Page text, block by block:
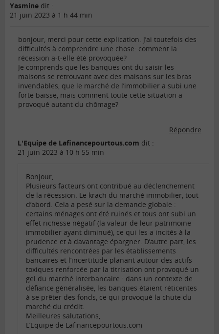
Yasmine dit :
21 juin 2023 à 1 h 44 min
bonjour, merci pour cette explication. J’ai toutefois des
difficultés à comprendre une chose: comment la
récession a-t-elle été provoquée?
Je comprends que les banques ont du saisir les
maisons se retrouvant avec des maisons sur les bras
invendables, que le marché de l’immobilier a subi une
forte baisse, mais comment toute cette situation a
provoqué autant du chômage?
Répondre
L'Equipe de Lafinancepourtous.com dit :
21 juin 2023 à 10 h 55 min
Bonjour,
Plusieurs facteurs ont contribué au déclenchement
de la récession. Le krach du marché immobilier, tout
d’abord. Cela a pesé sur la demande globale :
certains ménages ont été ruinés et tous ont subi un
effet richesse négatif (la valeur de leur patrimoine
immobilier ayant diminué), ce qui les a incités à la
prudence et à davantage épargner. D’autre part, les
difficultés rencontrées par les établissements
bancaires et l’incertitude planant autour des actifs
toxiques renforcée par la titrisation ont provoqué un
gel du marché interbancaire : dans un contexte de
défiance généralisée, les banques étaient réticentes
à se prêter des fonds, ce qui provoqué la chute du
marché du crédit.
Meilleures salutations,
L’Equipe de Lafinancepourtous.com